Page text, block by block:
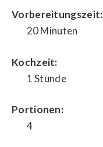
Vorbereitungszeit:
20 Minuten
Kochzeit:
1 Stunde
Portionen:
4